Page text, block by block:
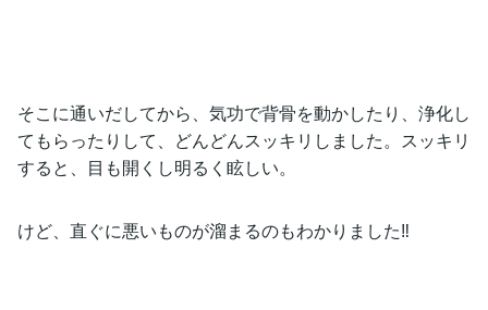
そこに通いだしてから、気功で背骨を動かしたり、浄化し
てもらったりして、どんどんスッキリしました。スッキリ
すると、目も開くし明るく眩しい。
けど、直ぐに悪いものが溜まるのもわかりました‼️